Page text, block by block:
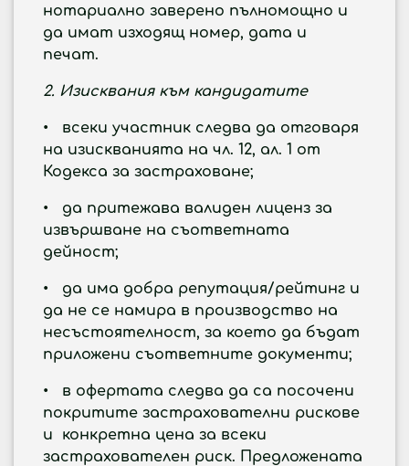
нотариално заверено пълномощно и
да имат изходящ номер, дата и
печат.
2. Изисквания към кандидатите
• всеки участник следва да отговаря
на изискванията на чл. 12, ал. 1 от
Кодекса за застраховане;
• да притежава валиден лиценз за
извършване на съответната
дейност;
• да има добра репутация/рейтинг и
да не се намира в производство на
несъстоятелност, за което да бъдат
приложени съответните документи;
• в офертата следва да са посочени
покритите застрахователни рискове
и конкретна цена за всеки
застрахователен риск. Предложената